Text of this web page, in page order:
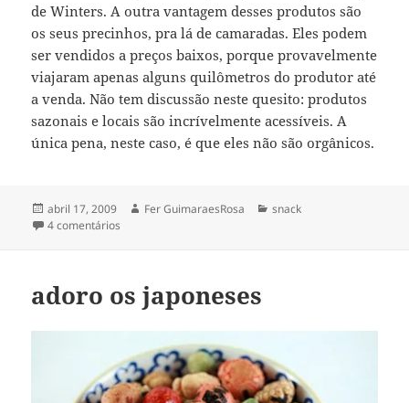
de Winters. A outra vantagem desses produtos são
os seus precinhos, pra lá de camaradas. Eles podem
ser vendidos a preços baixos, porque provavelmente
viajaram apenas alguns quilômetros do produtor até
a venda. Não tem discussão neste quesito: produtos
sazonais e locais são incrívelmente acessíveis. A
única pena, neste caso, é que eles não são orgânicos.
Publicado
em
abril 17, 2009 Autor
Fer GuimaraesRosa Categorias
snack
4 comentários
adoro os japoneses